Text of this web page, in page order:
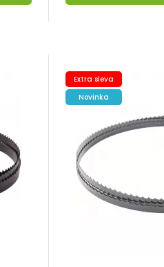
Extra sleva
Novinka